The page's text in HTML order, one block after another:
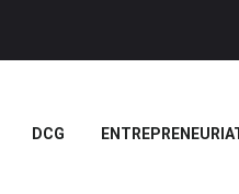
DCG
Forces
BTS
DCG